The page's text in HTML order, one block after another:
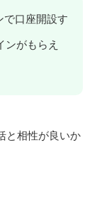
で口座開設す
ンがもらえ
と相性が良いか